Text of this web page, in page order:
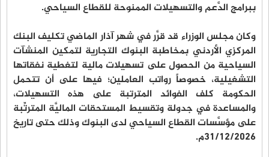
ببرامج الدَّعم والتسهيلات الممنوحة للقطاع السياحي.
وكان مجلس الوزراء قد قرَّر في شهر آذار الماضي تكليف البنك
المركزي الأردني بمخاطبة البنوك التجارية لتمكين المنشآت
السياحية من الحصول على تسهيلات مالية لتغطية نفقاتها
التشغيلية، خصوصاً رواتب العاملين؛ فيها على أن تتحمل
الحكومة كلف الفوائد المترتبة على هذه التسهيلات،
والمساعدة في جدولة وتقسيط المستحقات الماليَّة المترتِّبة
على مؤسَّسات القطاع السياحي لدى البنوك وذلك حتى تاريخ
31/12/2026م.